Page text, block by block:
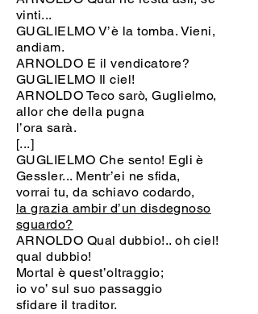
vinti...
GUGLIELMO V’è la tomba. Vieni,
andiam.
ARNOLDO E il vendicatore?
GUGLIELMO Il ciel!
ARNOLDO Teco sarò, Guglielmo,
allor che della pugna
l’ora sarà.
[...]
GUGLIELMO Che sento! Egli è
Gessler... Mentr’ei ne sfida,
vorrai tu, da schiavo codardo,
la grazia ambir d’un disdegnoso
sguardo?
ARNOLDO Qual dubbio!.. oh ciel!
qual dubbio!
Mortal è quest’oltraggio;
io vo’ sul suo passaggio
sfidare il traditor.